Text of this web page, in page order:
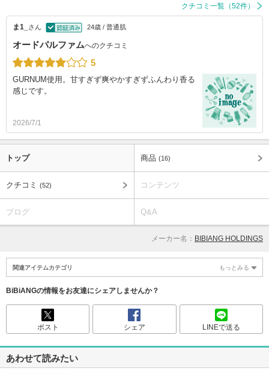
クチコミ一覧（52件）
ま1_ さん 24歳 / 普通肌
オードパルファムへのクチコミ
5
GURNUM使用。甘すぎず爽やかすぎずふんわり香る
感じです。
2026/7/1
トップ 商品 (16)
クチコミ (52) コンテンツ
ブログ Q&A
メーカー名： BIBIANG HOLDINGS
関連アイテムカテゴリ もっとみる
BiBiANGの情報をお友達にシェアしませんか？
ポスト シェア LINEで送る
あわせて読みたい